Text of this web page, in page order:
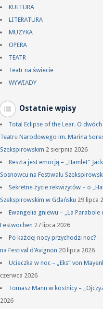
KULTURA
LITERATURA
MUZYKA
OPERA
TEATR
Teatr na świecie
WYWIADY
Ostatnie wpisy
Total Eclipse of the Lear. O
Teatru Narodowego im. Marina
Szekspirowskim 2 sierpnia 2026
Reszta jest emocją – „Hamlet”
Sosnowcu na Festiwalu
Sekretne życie rekwizytów – o
Szekspirowskim w Gdańsku 29 lipca
Ewangelia gniewu – „La Parabole
Festwochen 27 lipca 2026
Po każdej nocy przychodzi noc?
na Festival d’Avignon 20 lipca 2026
Ucieczka w noc – „Eks” von
czerwca 2026
Tomasz Mann w kostnicy –
2026